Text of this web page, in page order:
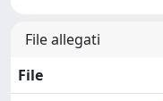
File allegati
File